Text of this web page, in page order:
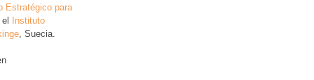
Estratégico para
el Instituto
, Suecia.